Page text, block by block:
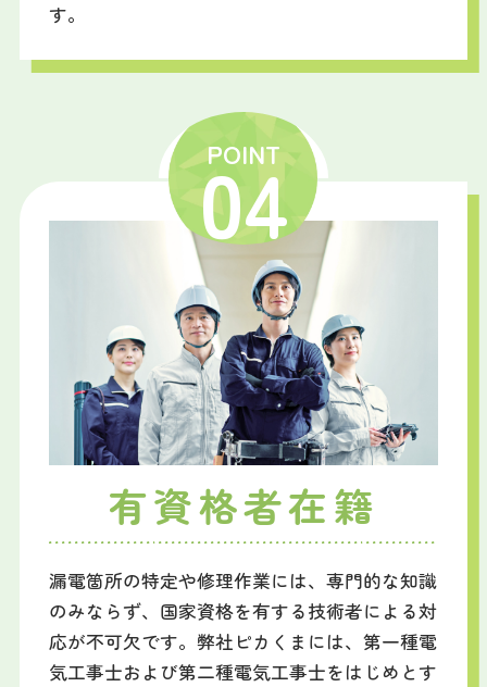
す。
POINT
04
有資格者在籍
漏電箇所の特定や修理作業には、専門的な知識
のみならず、国家資格を有する技術者による対
応が不可欠です。弊社ピカくまには、第一種電
気工事士および第二種電気工事士をはじめとす